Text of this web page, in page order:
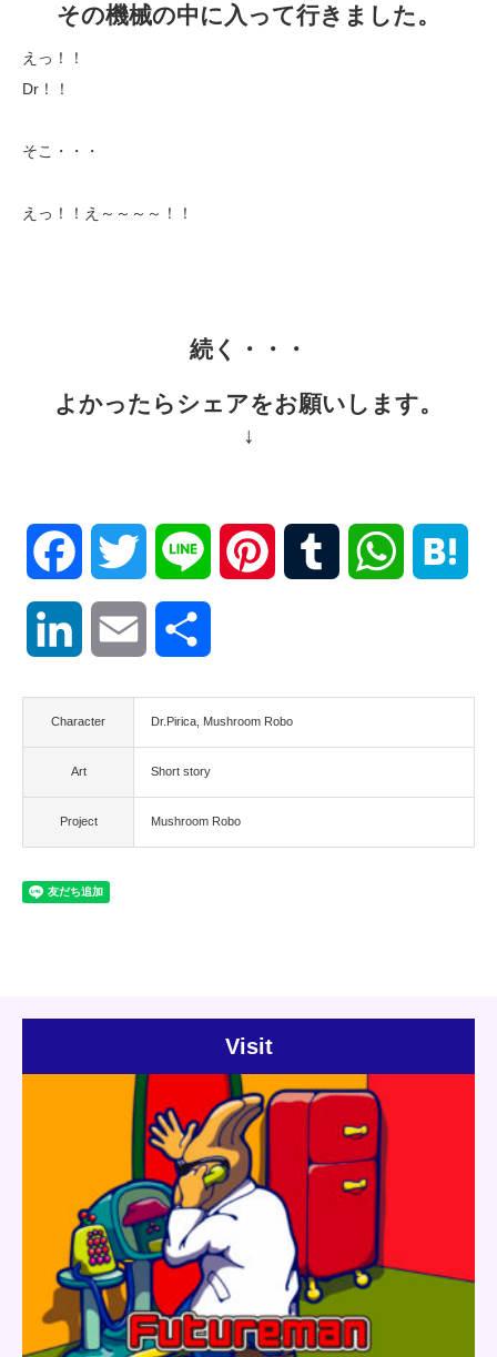
その機械の中に入って行きました。
えっ！！
Dr！！
そこ・・・
えっ！！え～～～～！！
続く・・・
よかったらシェアをお願いします。
↓
Facebook Twitter Line Pinterest Tumblr WhatsApp
LinkedIn Email
Character Dr.Pirica Mushroom Robo
Art Short story
Project Mushroom Robo
Visit
Update:2020.06.23
Category: Dr.Pirica Mushroom Robo Short story Mushroom Robo
Detail